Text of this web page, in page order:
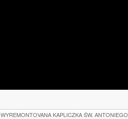
WYREMONTOVANA KAPLICZKA ŚW. ANTONIEGO